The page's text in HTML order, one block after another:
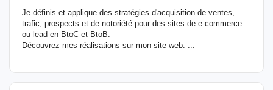
Je définis et applique des stratégies d'acquisition de ventes,
trafic, prospects et de notoriété pour des sites de e-commerce
ou lead en BtoC et BtoB.
Découvrez mes réalisations sur mon site web: ...